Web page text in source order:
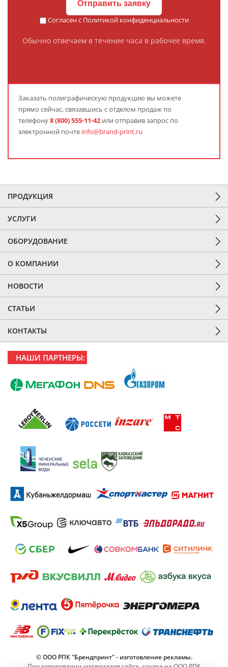
Отправить заявку
Согласен с Политикой конфиденциальности
Обычно отвечаем в течение часа в рабочее время.
Заказать полиграфическую продукцию вы можете
прямо сейчас, связавшись с отделом продаж по
телефону8 (800) 555-11-42 или отправив запрос по
электронной почте info@brand-print.ru
ПРОДУКЦИЯ
УСЛУГИ
ОБОРУДОВАНИЕ
О КОМПАНИИ
НОВОСТИ
СТАТЬИ
КОНТАКТЫ
НАШИ ПАРТНЕРЫ:
© ООО РПК "Брендпринт" - изготовление рекламы.